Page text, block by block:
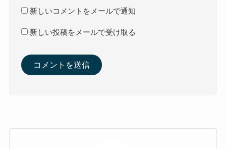
新しいコメントをメールで通知
新しい投稿をメールで受け取る